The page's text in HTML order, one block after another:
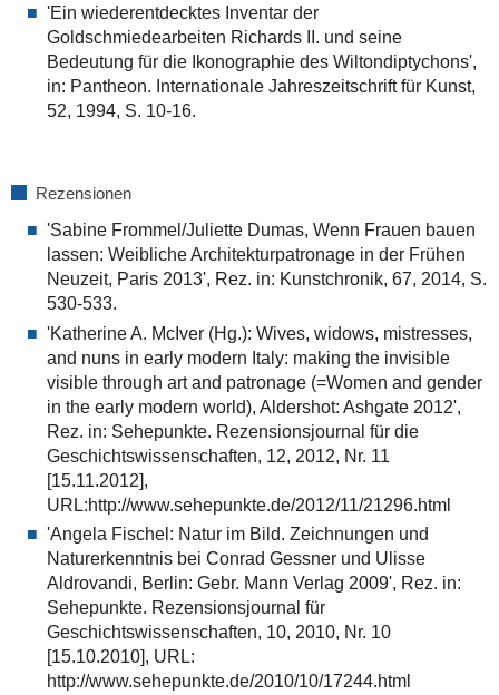
'Ein wiederentdecktes Inventar der
Goldschmiedearbeiten Richards II. und seine
Bedeutung für die Ikonographie des Wiltondiptychons',
in: Pantheon. Internationale Jahreszeitschrift für Kunst,
52, 1994, S. 10-16.
Rezensionen
'Sabine Frommel/Juliette Dumas, Wenn Frauen bauen
lassen: Weibliche Architekturpatronage in der Frühen
Neuzeit, Paris 2013', Rez. in: Kunstchronik, 67, 2014, S.
530-533.
'Katherine A. McIver (Hg.): Wives, widows, mistresses,
and nuns in early modern Italy: making the invisible
visible through art and patronage (=Women and gender
in the early modern world), Aldershot: Ashgate 2012',
Rez. in: Sehepunkte. Rezensionsjournal für die
Geschichtswissenschaften, 12, 2012, Nr. 11
[15.11.2012],
URL:http://www.sehepunkte.de/2012/11/21296.html
'Angela Fischel: Natur im Bild. Zeichnungen und
Naturerkenntnis bei Conrad Gessner und Ulisse
Aldrovandi, Berlin: Gebr. Mann Verlag 2009', Rez. in:
Sehepunkte. Rezensionsjournal für
Geschichtswissenschaften, 10, 2010, Nr. 10
[15.10.2010], URL:
http://www.sehepunkte.de/2010/10/17244.html